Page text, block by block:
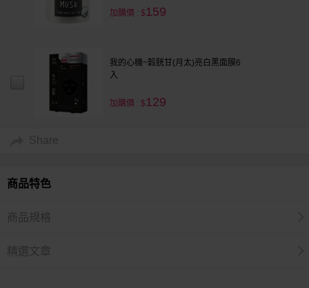
加購價 : $159
我的心機~穀胱甘(月太)亮白黑面膜6
入
加購價 : $129
Share
商品特色
商品規格
精選文章